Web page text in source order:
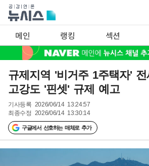
메인 랭킹 섹션
규제지역 '비거주 1주택자'
고강도 '핀셋' 규제 예고
기사등록 2026/06/14 13:24:57
최종수정 2026/06/14 13:30:14
구글에서 선호하는 매체로 추가